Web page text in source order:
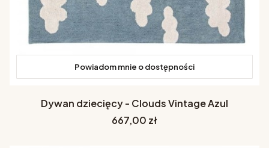
Powiadom mnie o dostępności
Dywan dziecięcy - Clouds Vintage Azul
Cena
667,00 zł